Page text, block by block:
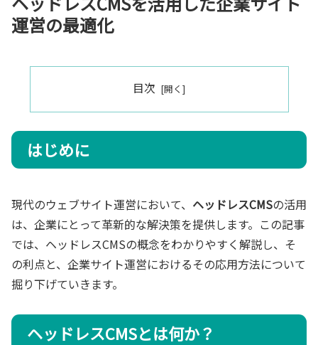
運営の最適化
目次
はじめに
現代のウェブサイト運営において、 ヘッドレスCMSの活用
は、企業にとって革新的な解決策を提供します。この記事
では、ヘッドレスCMSの概念をわかりやすく解説し、そ
の利点と、企業サイト運営におけるその応用方法について
掘り下げていきます。
ヘッドレスCMSとは何か？